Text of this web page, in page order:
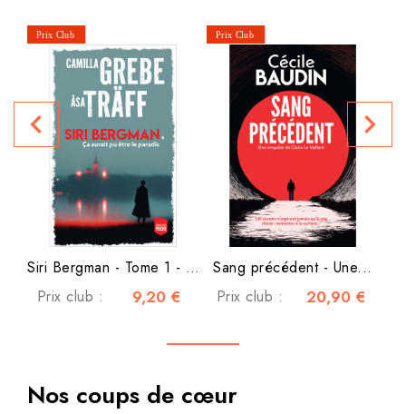
Siri Bergman - Tome 1 - Ça...
Prix club :
9,20 €
Sang précédent - Une...
Prix club :
20,90 €
navigate_before navigate_next
Nos coups de cœur